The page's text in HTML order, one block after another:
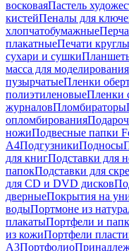
восковаяПастель
кистейПеналы для
хлопчатобумажные
плакатныеПечати
сухари и сушки
масса для моделирования
пузырчатыеПленки
полиэтиленовыеПленки
журналовПломбираторы
опломбирования
ножиПодвесные папки
А4ПодгузникиПодносы
для книгПодставки для
папокПодставки для
для CD и DVD дисков
дверныеПокрытия на
водыПортмоне из
плакатыПортфели и
из кожиПортфели
А3Портфолио